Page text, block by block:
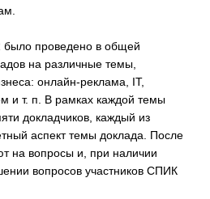
проведено в общей
на различные темы,
онлайн-реклама, IT,
и т. п. В рамках каждой темы
докладчиков, каждый из
аспект темы доклада. После
на вопросы и, при наличии
вопросов участников СПИК